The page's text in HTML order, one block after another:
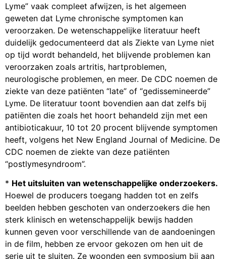
Lyme” vaak compleet afwijzen, is het algemeen
geweten dat Lyme chronische symptomen kan
veroorzaken. De wetenschappelijke literatuur heeft
duidelijk gedocumenteerd dat als Ziekte van Lyme niet
op tijd wordt behandeld, het blijvende problemen kan
veroorzaken zoals artritis, hartproblemen,
neurologische problemen, en meer. De CDC noemen de
ziekte van deze patiënten “late” of “gedissemineerde”
Lyme. De literatuur toont bovendien aan dat zelfs bij
patiënten die zoals het hoort behandeld zijn met een
antibioticakuur, 10 tot 20 procent blijvende symptomen
heeft, volgens het New England Journal of Medicine. De
CDC noemen de ziekte van deze patiënten
“postlymesyndroom”.
* Het uitsluiten van wetenschappelijke onderzoekers.
Hoewel de producers toegang hadden tot en zelfs
beelden hebben geschoten van onderzoekers die hen
sterk klinisch en wetenschappelijk bewijs hadden
kunnen geven voor verschillende van de aandoeningen
in de film, hebben ze ervoor gekozen om hen uit de
serie uit te sluiten. Ze woonden een symposium bij aan